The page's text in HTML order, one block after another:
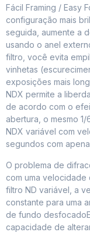
Fácil Framing / Easy
configuração mais
seguida, aumente a
usando o anel
filtro, você evita
vinhetas
exposições mais
NDX permite a
de acordo com o
abertura, o mesmo
NDX variável com
segundos com
O problema de
com uma velocidade
filtro ND variável, a
constante para uma
de fundo
capacidade de